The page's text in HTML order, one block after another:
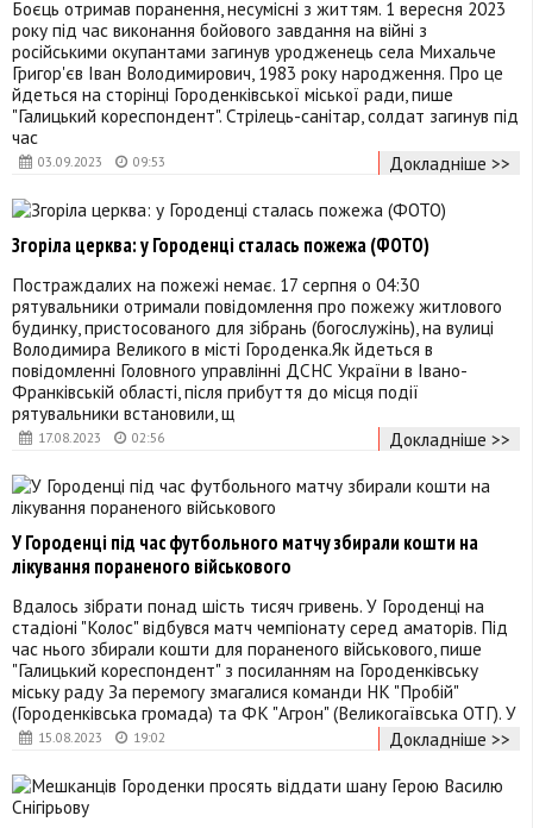
03.09.2023 09:53
Боєць отримав поранення, несумісні з життям. 1 вересня 2023
року під час виконання бойового завдання на війні з
російськими окупантами загинув уродженець села Михальче
Григор'єв Іван Володимирович, 1983 року народження. Про це
йдеться на сторінці Городенківської міської ради, пише
"Галицький кореспондент". Стрілець-санітар, солдат загинув під
час
Докладніше >>
17.08.2023 02:56
Згоріла церква: у Городенці сталась пожежа (ФОТО)
Постраждалих на пожежі немає. 17 серпня о 04:30
рятувальники отримали повідомлення про пожежу житлового
будинку, пристосованого для зібрань (богослужінь), на вулиці
Володимира Великого в місті Городенка.Як йдеться в
повідомленні Головного управлінні ДСНС України в Івано-
Франківській області, після прибуття до місця події
рятувальники встановили, щ
Докладніше >>
15.08.2023 19:02
У Городенці під час футбольного матчу збирали кошти на
лікування пораненого військового
Вдалось зібрати понад шість тисяч гривень. У Городенці на
стадіоні "Колос" відбувся матч чемпіонату серед аматорів. Під
час нього збирали кошти для пораненого військового, пише
"Галицький кореспондент" з посиланням на Городенківську
міську раду За перемогу змагалися команди НК "Пробій"
(Городенківська громада) та ФК "Агрон" (Великогаївська ОТГ). У
Докладніше >>